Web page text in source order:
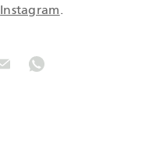
Instagram.